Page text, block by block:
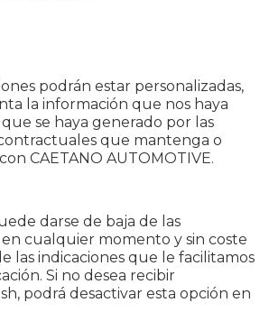
podrán estar personalizadas,
la información que nos haya
se haya generado por las
que mantenga o
CAETANO AUTOMOTIVE.
darse de baja de las
cualquier momento y sin coste
las indicaciones que le facilitamos
Si no desea recibir
podrá desactivar esta opción en